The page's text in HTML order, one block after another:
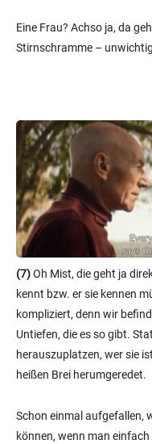
Eine Frau? Achso ja, da
Stirnschramme –
(7)Oh Mist, die geht ja
kennt bzw. er sie kennen
kompliziert, denn wir
Untiefen, die es so gibt.
herauszuplatzen, wer sie
heißen Brei herumgeredet.
Schon einmal aufgefallen,
können, wenn man